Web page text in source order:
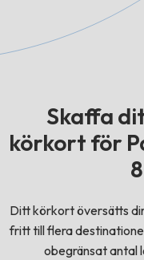
Skaffa
körkort för
Ditt körkort översätts
fritt till flera
obegränsat antal